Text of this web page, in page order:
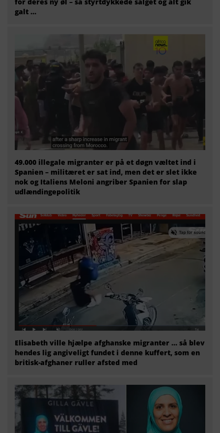
galt …
49.000 illegale migranter er på et døgn væltet ind i
Spanien – militæret er sat ind, men det er slet ikke
nok og Italiens Meloni angriber Spanien for slap
udlændingepolitik
Elisabeth ville hjælpe afghanske migranter … så blev
hendes lig angiveligt fundet i denne kuffert, som en
britisk-afghaner ruller afsted med